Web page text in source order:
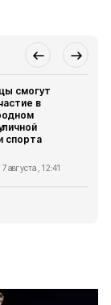
смогут
в
спорта
7 августа , 12:41